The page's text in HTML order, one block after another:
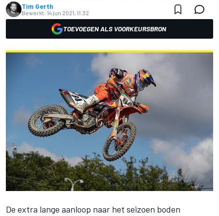
Tim Gerth
Bewerkt: 14 jun 2021, 11:32
TOEVOEGEN ALS VOORKEURSBRON
De extra lange aanloop naar het seizoen boden